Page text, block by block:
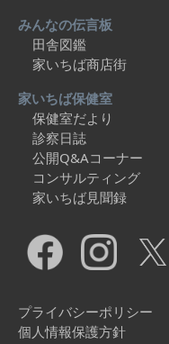
みんなの伝言板
田舎図鑑
家いちば商店街
家いちば保健室
保健室だより
診察日誌
公開Q&Aコーナー
コンサルティング
家いちば見聞録
プライバシーポリシー
個人情報保護方針